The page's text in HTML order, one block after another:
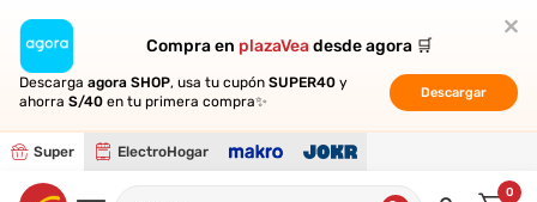
Compra en plazaVeadesde agora 🛒
Descarga agora SHOP, usa tu cupón SUPER40 y
ahorra S/40 en tu primera compra✨
Descargar
Super ElectroHogar
Compra en plazaVeadesde agora 🛒
Descarga agora SHOP, usa tu cupón SUPER40 y
ahorra S/40 en tu primera compra✨
Descargar
0